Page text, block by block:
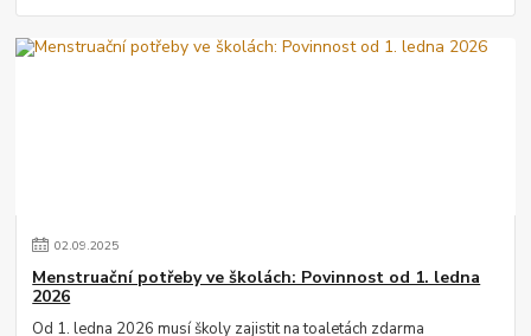
02.09.2025
Menstruační potřeby ve školách: Povinnost od 1. ledna
2026
Od 1. ledna 2026 musí školy zajistit na toaletách zdarma